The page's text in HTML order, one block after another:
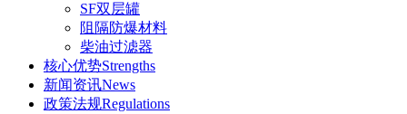
SF双层罐
阻隔防爆材料
柴油过滤器
核心优势Strengths
新闻资讯News
政策法规Regulations